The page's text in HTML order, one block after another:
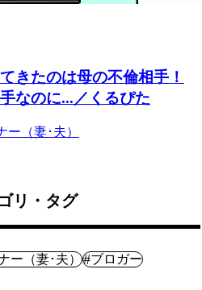
きたのは母の不倫相手！
なのに...／くるぴた
ー（妻･夫）
リ・タグ
ー（妻･夫）#ブロガー